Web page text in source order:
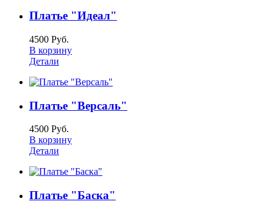
Платье "Идеал"
4500 Руб.
В корзину
Детали
Платье "Версаль"
4500 Руб.
В корзину
Детали
Платье "Баска"